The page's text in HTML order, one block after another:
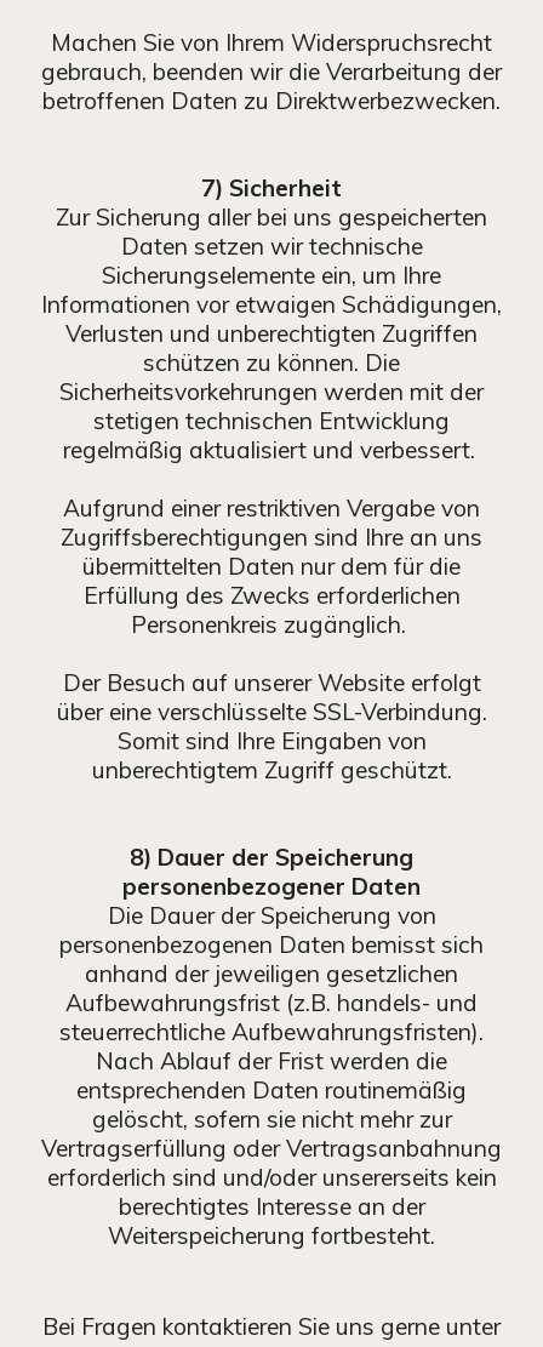
Machen Sie von Ihrem Widerspruchsrecht
gebrauch, beenden wir die Verarbeitung der
betroffenen Daten zu Direktwerbezwecken.
7) Sicherheit
Zur Sicherung aller bei uns gespeicherten
Daten setzen wir technische
Sicherungselemente ein, um Ihre
Informationen vor etwaigen Schädigungen,
Verlusten und unberechtigten Zugriffen
schützen zu können. Die
Sicherheitsvorkehrungen werden mit der
stetigen technischen Entwicklung
regelmäßig aktualisiert und verbessert.
Aufgrund einer restriktiven Vergabe von
Zugriffsberechtigungen sind Ihre an uns
übermittelten Daten nur dem für die
Erfüllung des Zwecks erforderlichen
Personenkreis zugänglich.
Der Besuch auf unserer Website erfolgt
über eine verschlüsselte SSL-Verbindung.
Somit sind Ihre Eingaben von
unberechtigtem Zugriff geschützt.
8) Dauer der Speicherung
personenbezogener Daten
Die Dauer der Speicherung von
personenbezogenen Daten bemisst sich
anhand der jeweiligen gesetzlichen
Aufbewahrungsfrist (z.B. handels- und
steuerrechtliche Aufbewahrungsfristen).
Nach Ablauf der Frist werden die
entsprechenden Daten routinemäßig
gelöscht, sofern sie nicht mehr zur
Vertragserfüllung oder Vertragsanbahnung
erforderlich sind und/oder unsererseits kein
berechtigtes Interesse an der
Weiterspeicherung fortbesteht.
Bei Fragen kontaktieren Sie uns gerne unter